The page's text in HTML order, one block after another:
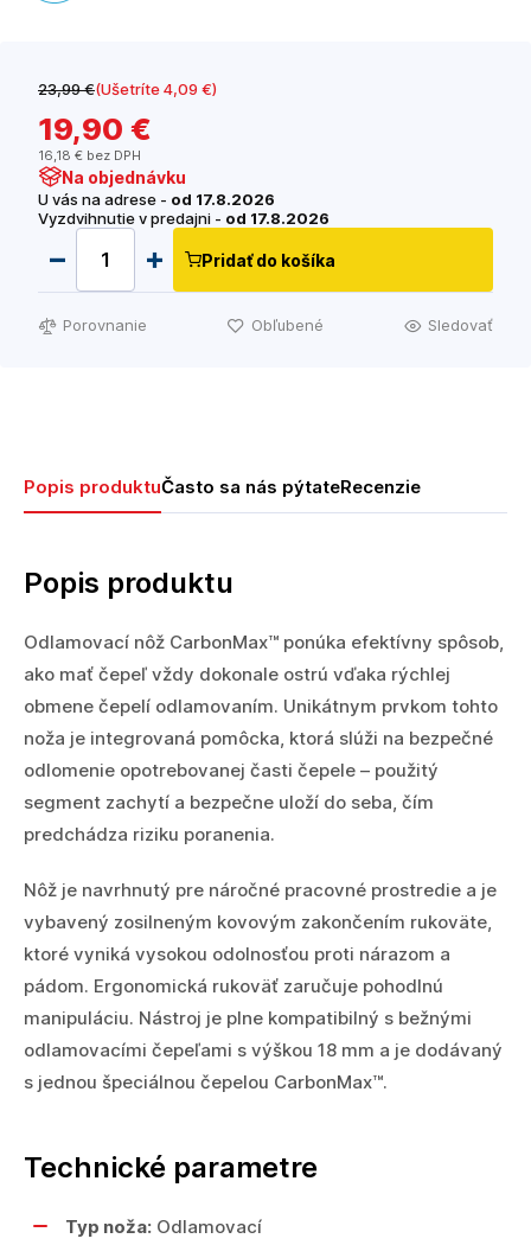
23,99 €(Ušetríte 4,09 €)
19,90 €
16,18 € bez DPH
Na objednávku
U vás na adrese - od 17.8.2026
Vyzdvihnutie v predajni - od 17.8.2026
Pridať do košíka
Porovnanie Obľubené Sledovať
Popis produktuČasto sa nás pýtateRecenzie
Popis produktu
Odlamovací nôž CarbonMax™ ponúka efektívny spôsob,
ako mať čepeľ vždy dokonale ostrú vďaka rýchlej
obmene čepelí odlamovaním. Unikátnym prvkom tohto
noža je integrovaná pomôcka, ktorá slúži na bezpečné
odlomenie opotrebovanej časti čepele – použitý
segment zachytí a bezpečne uloží do seba, čím
predchádza riziku poranenia.
Nôž je navrhnutý pre náročné pracovné prostredie a je
vybavený zosilneným kovovým zakončením rukoväte,
ktoré vyniká vysokou odolnosťou proti nárazom a
pádom. Ergonomická rukoväť zaručuje pohodlnú
manipuláciu. Nástroj je plne kompatibilný s bežnými
odlamovacími čepeľami s výškou 18 mm a je dodávaný
s jednou špeciálnou čepelou CarbonMax™.
Technické parametre
Typ noža: Odlamovací